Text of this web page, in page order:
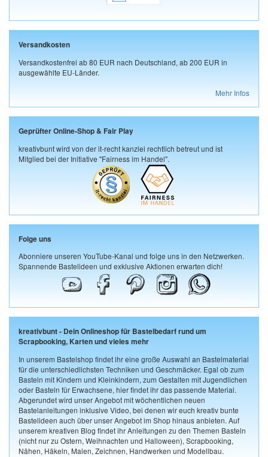
Versandkosten
Versandkostenfrei ab 80 EUR nach Deutschland, ab 200 EUR in
ausgewählte EU-Länder.
Mehr Infos
Geprüfter Online-Shop & Fair Play
kreativbunt wird von der it-recht kanzlei rechtlich betreut und ist
Mitglied bei der Initiative "Fairness im Handel".
Folge uns
Abonniere unseren YouTube-Kanal und folge uns in den Netzwerken.
Spannende Bastelideen und exklusive Aktionen erwarten dich!
kreativbunt - Dein Onlineshop für Bastelbedarf rund um
Scrapbooking, Karten und vieles mehr
In unserem Bastelshop findet ihr eine große Auswahl an Bastelmaterial
für die unterschiedlichsten Techniken und Geschmäcker. Egal ob zum
Basteln mit Kindern und Kleinkindern, zum Gestalten mit Jugendlichen
oder Basteln für Erwachsene, hier findet ihr das passende Material.
Abgerundet wird unser Angebot mit wöchentlichen neuen
Bastelanleitungen inklusive Video, bei denen wir euch kreativ bunte
Bastelideen auch über unser Angebot im Shop hinaus anbieten. Auf
unserem kreativen Blog findet ihr Anleitungen zu den Themen Basteln
(nicht nur zu Ostern, Weihnachten und Halloween), Scrapbooking,
Nähen, Häkeln, Malen, Zeichnen, Handwerken und Modellbau.